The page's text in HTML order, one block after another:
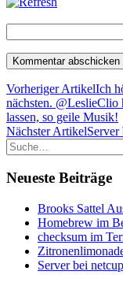
Vorheriger ArtikelIch
nächsten. @LeslieClio
lassen, so geile Musik!
Nächster Artikel
Suche
Neueste Beiträge
Brooks Sattel
Homebrew im
checksum im
Server bei